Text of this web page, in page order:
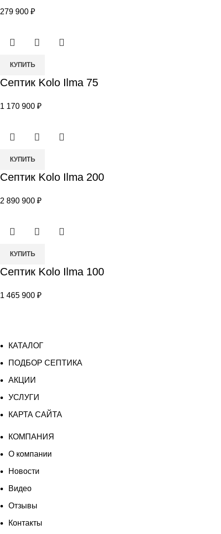
Vesi
279 900 ₽
Количество
Септик
Ilma
КУПИТЬ
Септик Kolo Ilma 75
1 170 900 ₽
Количество
Септик
Ilma
КУПИТЬ
Септик Kolo Ilma 200
2 890 900 ₽
Количество
Септик
Ilma
КУПИТЬ
Септик Kolo Ilma 100
1 465 900 ₽
КАТАЛОГ
ПОДБОР СЕПТИКА
АКЦИИ
УСЛУГИ
КАРТА САЙТА
КОМПАНИЯ
О компании
Новости
Видео
Отзывы
Контакты